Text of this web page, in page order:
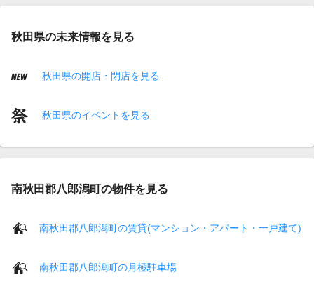
秋田県の未来情報を見る
秋田県の開店・閉店を見る
秋田県のイベントを見る
南秋田郡八郎潟町の物件を見る
南秋田郡八郎潟町の賃貸(マンション・アパート・一戸建て)
南秋田郡八郎潟町の月極駐車場